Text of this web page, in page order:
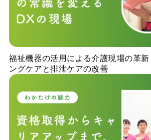
福祉機器の活用による介護現場の革
ングケアと排泄ケアの改善